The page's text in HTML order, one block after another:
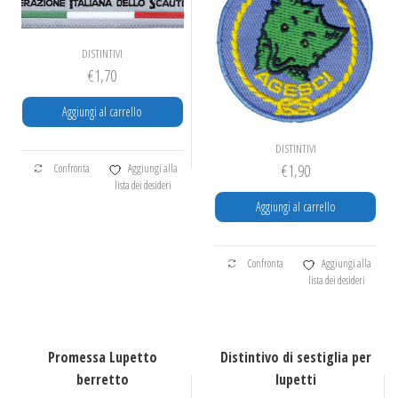
del
prodotto
DISTINTIVI
€1,70
Aggiungi al carrello
Confronta
Aggiungi alla
lista dei desideri
DISTINTIVI
€1,90
Aggiungi al carrello
Confronta
Aggiungi alla
lista dei desideri
Promessa Lupetto
berretto
Distintivo di sestiglia per
lupetti